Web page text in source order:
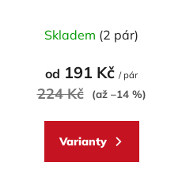
hodnocení
produktu
5
Skladem (2 pár)
od 191 Kč / pár
224 Kč (až –14 %)
Varianty